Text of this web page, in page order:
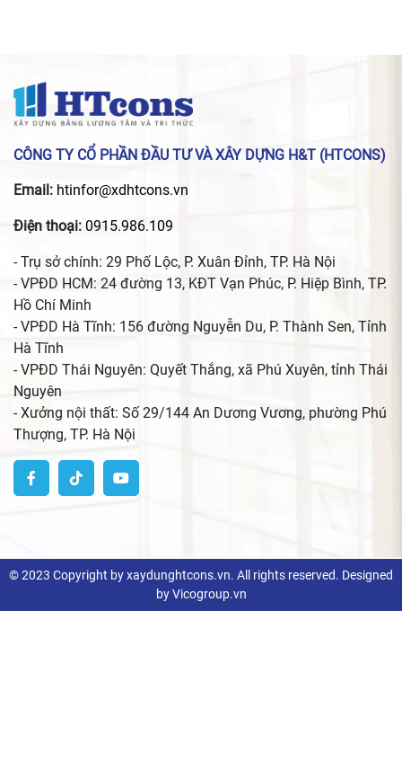
CÔNG TY CỔ PHẦN ĐẦU TƯ VÀ XÂY DỰNG H&T (HTCONS)
Email: htinfor@xdhtcons.vn
Điện thoại: 0915.986.109
- Trụ sở chính: 29 Phố Lộc, P. Xuân Đỉnh, TP. Hà Nội
- VPĐD HCM: 24 đường 13, KĐT Vạn Phúc, P. Hiệp Bình, TP.
Hồ Chí Minh
- VPĐD Hà Tĩnh: 156 đường Nguyễn Du, P. Thành Sen, Tỉnh
Hà Tĩnh
- VPĐD Thái Nguyên: Quyết Thắng, xã Phú Xuyên, tỉnh Thái
Nguyên
- Xưởng nội thất: Số 29/144 An Dương Vương, phường Phú
Thượng, TP. Hà Nội
© 2023 Copyright by xaydunghtcons.vn. All rights reserved. Designed
by Vicogroup.vn